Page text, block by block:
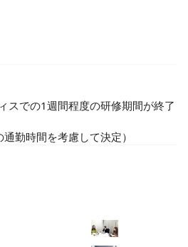
スでの1週間程度の研修期間が終了
勤時間を考慮して決定）